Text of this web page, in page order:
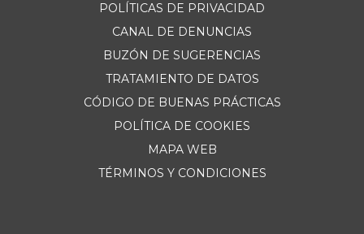
POLÍTICAS DE PRIVACIDAD
CANAL DE DENUNCIAS
BUZÓN DE SUGERENCIAS
TRATAMIENTO DE DATOS
CÓDIGO DE BUENAS PRÁCTICAS
POLÍTICA DE COOKIES
MAPA WEB
TÉRMINOS Y CONDICIONES